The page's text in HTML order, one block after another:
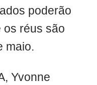
poderão
os réus são
maio.
Yvonne